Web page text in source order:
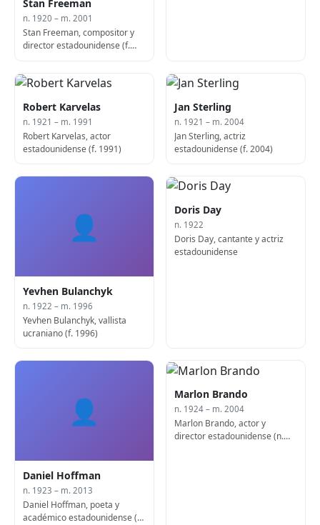
Stan Freeman
n. 1920 – m. 2001
Stan Freeman, compositor y
director estadounidense (f.
Robert Karvelas
n. 1921 – m. 1991
Robert Karvelas, actor
estadounidense (f. 1991)
Jan Sterling
n. 1921 – m. 2004
Jan Sterling, actriz
estadounidense (f. 2004)
👤
Yevhen Bulanchyk
n. 1922 – m. 1996
Yevhen Bulanchyk, vallista
ucraniano (f. 1996)
Doris Day
n. 1922
Doris Day, cantante y actriz
estadounidense
👤
Daniel Hoffman
n. 1923 – m. 2013
Daniel Hoffman, poeta y
académico estadounidense (f.
Marlon Brando
n. 1924 – m. 2004
Marlon Brando, actor y
director estadounidense (n.